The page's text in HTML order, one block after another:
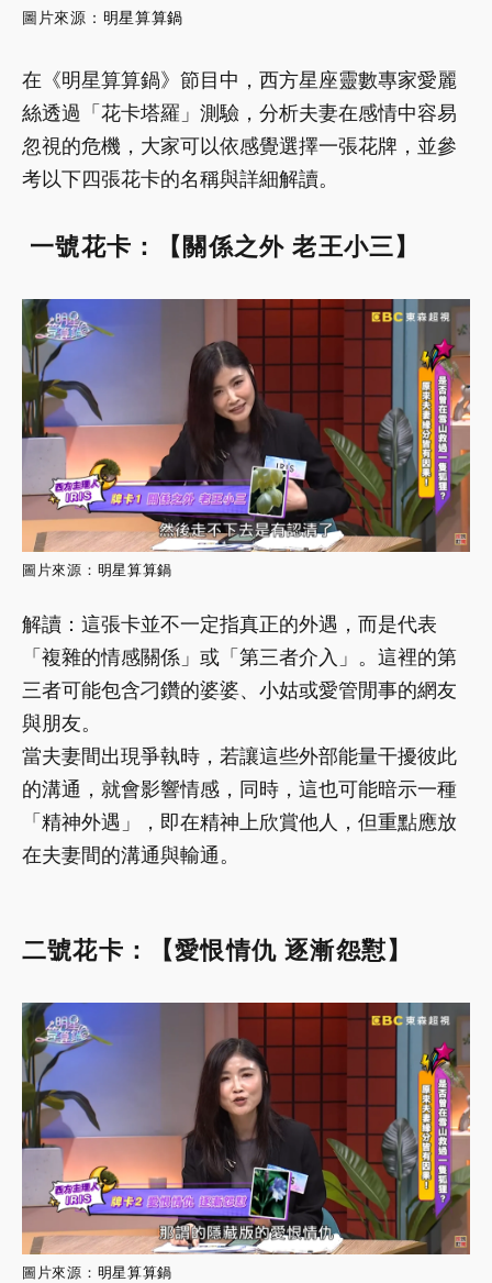
圖片來源： 明星算算鍋
在《明星算算鍋》節目中，西方星座靈數專家愛麗
絲透過「花卡塔羅」測驗，分析夫妻在感情中容易
忽視的危機，大家可以依感覺選擇一張花牌，並參
考以下四張花卡的名稱與詳細解讀。
一號花卡：【關係之外 老王小三】
圖片來源： 明星算算鍋
解讀：這張卡並不一定指真正的外遇，而是代表
「複雜的情感關係」或「第三者介入」。這裡的第
三者可能包含刁鑽的婆婆、小姑或愛管閒事的網友
與朋友。
當夫妻間出現爭執時，若讓這些外部能量干擾彼此
的溝通，就會影響情感，同時，這也可能暗示一種
「精神外遇」，即在精神上欣賞他人，但重點應放
在夫妻間的溝通與輸通。
二號花卡：【愛恨情仇 逐漸怨懟】
圖片來源： 明星算算鍋